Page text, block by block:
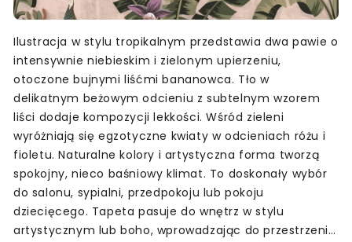
Ilustracja w stylu tropikalnym przedstawia dwa pawie o
intensywnie niebieskim i zielonym upierzeniu,
otoczone bujnymi liśćmi bananowca. Tło w
delikatnym beżowym odcieniu z subtelnym wzorem
liści dodaje kompozycji lekkości. Wśród zieleni
wyróżniają się egzotyczne kwiaty w odcieniach różu i
fioletu. Naturalne kolory i artystyczna forma tworzą
spokojny, nieco baśniowy klimat. To doskonały wybór
do salonu, sypialni, przedpokoju lub pokoju
dziecięcego. Tapeta pasuje do wnętrz w stylu
artystycznym lub boho, wprowadzając do przestrzeni